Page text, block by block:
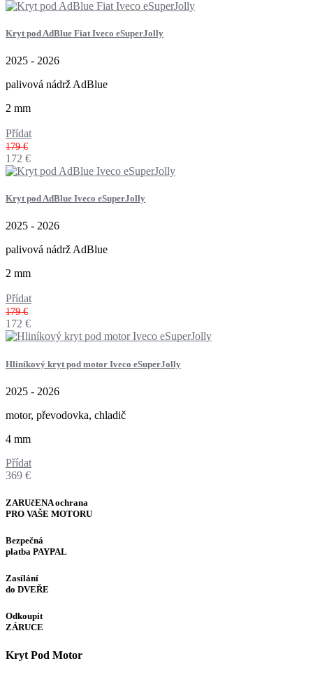
Kryt pod AdBlue Fiat Iveco eSuperJolly
2025 - 2026
palivová nádrž AdBlue
2 mm
Přídat
179 €
172 €
Kryt pod AdBlue Iveco eSuperJolly
2025 - 2026
palivová nádrž AdBlue
2 mm
Přídat
179 €
172 €
Hliníkový kryt pod motor Iveco eSuperJolly
2025 - 2026
motor, převodovka, chladič
4 mm
Přídat
369 €
ZARUčENA ochrana
PRO VAŠE MOTORU
Bezpečná
platba PAYPAL
Zasílání
do DVEŘE
Odkoupit
ZÁRUCE
Kryt Pod Motor